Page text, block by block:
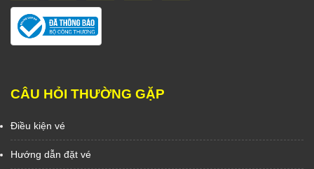
CÂU HỎI THƯỜNG GẶP
Điều kiện vé
Hướng dẫn đặt vé